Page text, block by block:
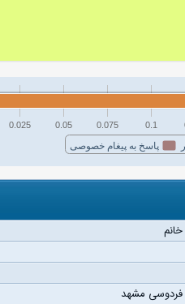
پاسخ به پیغام خصوصی
0.025 0.05 0.075 0.1
خانم
فردوسی مشهد